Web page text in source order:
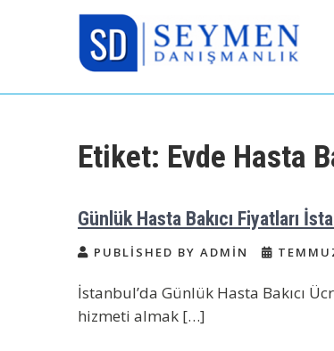
Bakıcı Yardımcı Dadı
İstanbul
Yatılı Bakıcı, Eve Yardımcı, Çocuk
Etiket: Evde Hasta
Günlük Hasta Bakıcı Fiyatları
PUBLISHED BY ADMIN
İstanbul’da Günlük Hasta Bakıcı
hizmeti almak […]